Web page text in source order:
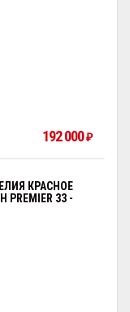
192 000₽
КРАСНОЕ
33 -